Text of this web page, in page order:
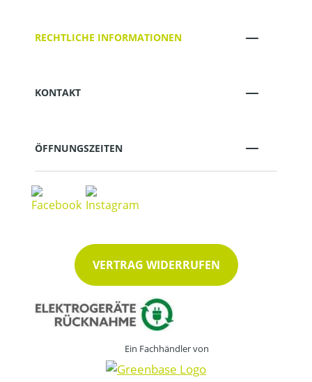
RECHTLICHE INFORMATIONEN
KONTAKT
ÖFFNUNGSZEITEN
VERTRAG WIDERRUFEN
Ein Fachhändler von